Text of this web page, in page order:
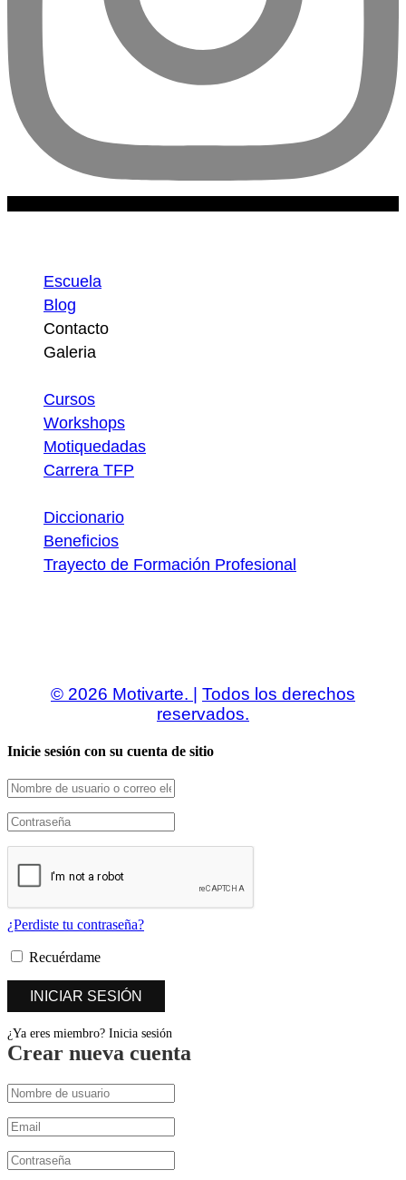
Escuela
Blog
Contacto
Galeria
Cursos
Workshops
Motiquedadas
Carrera TFP
Diccionario
Beneficios
Trayecto de Formación Profesional
© 2026 Motivarte. | Todos los derechos
reservados.
Inicie sesión con su cuenta de sitio
¿Perdiste tu contraseña?
Recuérdame